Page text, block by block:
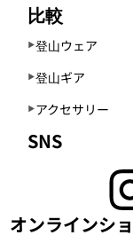
比較
登山ウェア
登山ギア
アクセサリー
SNS
オンラインシ